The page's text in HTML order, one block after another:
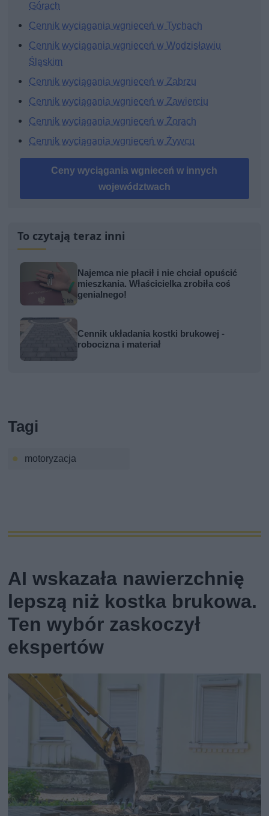
Górach
Cennik wyciągania wgnieceń w Tychach
Cennik wyciągania wgnieceń w Wodzisławiu
Śląskim
Cennik wyciągania wgnieceń w Zabrzu
Cennik wyciągania wgnieceń w Zawierciu
Cennik wyciągania wgnieceń w Żorach
Cennik wyciągania wgnieceń w Żywcu
Ceny wyciągania wgnieceń w innych
województwach
To czytają teraz inni
Najemca nie płacił i nie chciał opuścić
mieszkania. Właścicielka zrobiła coś
genialnego!
Cennik układania kostki brukowej -
robocizna i materiał
Tagi
motoryzacja
AI wskazała nawierzchnię
lepszą niż kostka brukowa.
Ten wybór zaskoczył
ekspertów